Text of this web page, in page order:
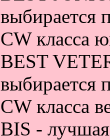
выбирается
CW класса
BEST
выбирается
CW класса
BIS - лучшая